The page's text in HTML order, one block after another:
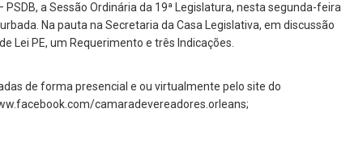
a Sessão Ordinária da 19ª Legislatura, nesta segunda-feira
Na pauta na Secretaria da Casa Legislativa, em discussão
Lei PE, um Requerimento e três Indicações.
de forma presencial e ou virtualmente pelo site do
camaradevereadores.orleans;